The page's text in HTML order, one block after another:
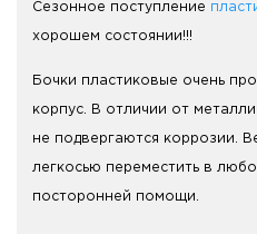
Сезонное поступление
хорошем состоянии!!!
Бочки пластиковые очень
корпус. В отличии от
не подвергаются коррозии.
легкосью переместить в
посторонней помощи.